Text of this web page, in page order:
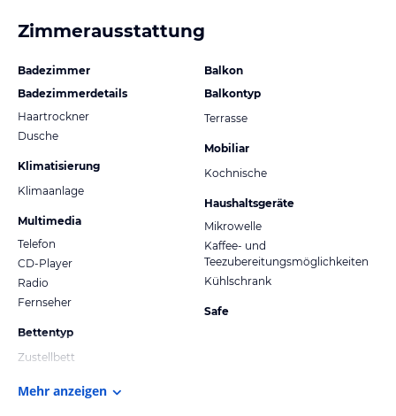
Zimmerausstattung
Badezimmer
Badezimmerdetails
Haartrockner
Dusche
Klimatisierung
Klimaanlage
Multimedia
Telefon
CD-Player
Radio
Fernseher
Bettentyp
Zustellbett
Balkon
Balkontyp
Terrasse
Mobiliar
Kochnische
Haushaltsgeräte
Mikrowelle
Kaffee- und
Teezubereitungsmöglichkeiten
Kühlschrank
Safe
Mehr anzeigen